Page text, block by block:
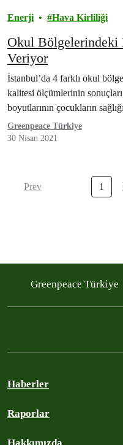
Enerji Hava Kirliliği
Okul
Veriyor
İstanbul’da 4 farklı okul
kalitesi ölçümlerinin
boyutlarının çocukların
Greenpeace Türkiye
30 Nisan 2021
Prev 1
Greenpeace Türkiye
Haberler
Raporlar